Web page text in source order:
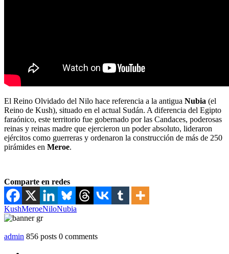
El Reino Olvidado del Nilo hace referencia a la antigua Nubia (el
Reino de Kush), situado en el actual Sudán. A diferencia del Egipto
faraónico, este territorio fue gobernado por las Candaces, poderosas
reinas y reinas madre que ejercieron un poder absoluto, lideraron
ejércitos como guerreras y ordenaron la construcción de más de 250
pirámides en Meroe.
Comparte en redes
KushMeroeNiloNubia
admin 856 posts 0 comments